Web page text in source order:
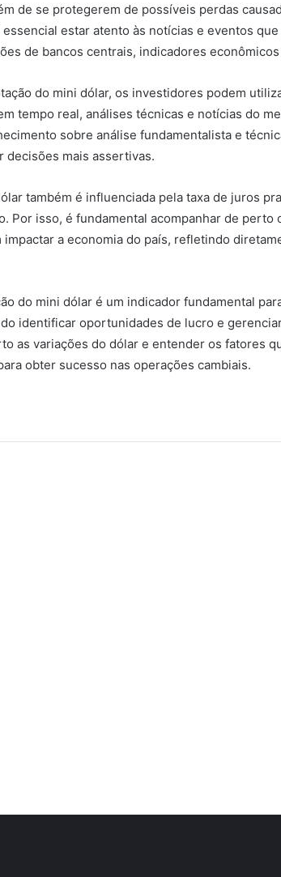
de se protegerem de possíveis perdas
essencial estar atento às notícias e eventos
de bancos centrais, indicadores
do mini dólar, os investidores podem
tempo real, análises técnicas e notícias do
sobre análise fundamentalista e
decisões mais assertivas.
também é influenciada pela taxa de juros
Por isso, é fundamental acompanhar de perto
a economia do país, refletindo
do mini dólar é um indicador fundamental
identificar oportunidades de lucro e
as variações do dólar e entender os fatores
obter sucesso nas operações cambiais.